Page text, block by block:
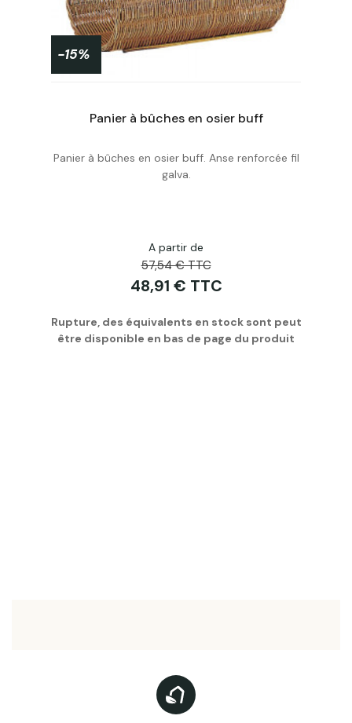
Personnaliser
-15%
Panier à bûches en osier buff
Panier à bûches en osier buff. Anse renforcée fil
galva.
A partir de
57,54 € TTC
48,91 € TTC
Rupture, des équivalents en stock sont peut
être disponible en bas de page du produit